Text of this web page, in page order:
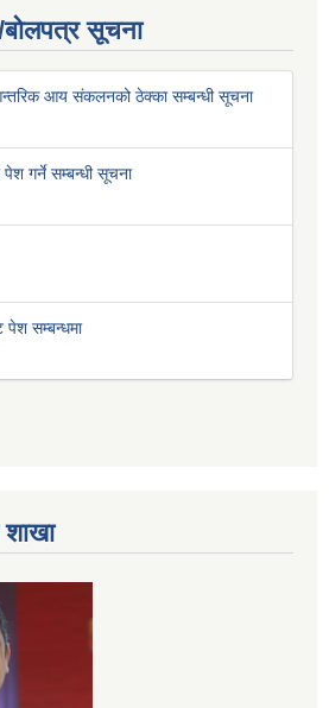
बोलपत्र सूचना
आय संकलनको ठेक्का सम्बन्धी सूचना
गर्ने सम्बन्धी सूचना
पेश सम्बन्धमा